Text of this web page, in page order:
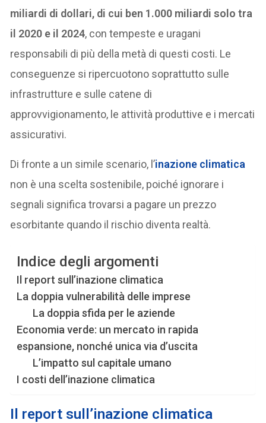
miliardi di dollari, di cui ben 1.000 miliardi solo tra
il 2020 e il 2024, con tempeste e uragani
responsabili di più della metà di questi costi. Le
conseguenze si ripercuotono soprattutto sulle
infrastrutture e sulle catene di
approvvigionamento, le attività produttive e i mercati
assicurativi.
Di fronte a un simile scenario, l’inazione climatica
non è una scelta sostenibile, poiché ignorare i
segnali significa trovarsi a pagare un prezzo
esorbitante quando il rischio diventa realtà.
Indice degli argomenti
Il report sull’inazione climatica
La doppia vulnerabilità delle imprese
La doppia sfida per le aziende
Economia verde: un mercato in rapida
espansione, nonché unica via d’uscita
L’impatto sul capitale umano
I costi dell’inazione climatica
Il report sull’inazione climatica